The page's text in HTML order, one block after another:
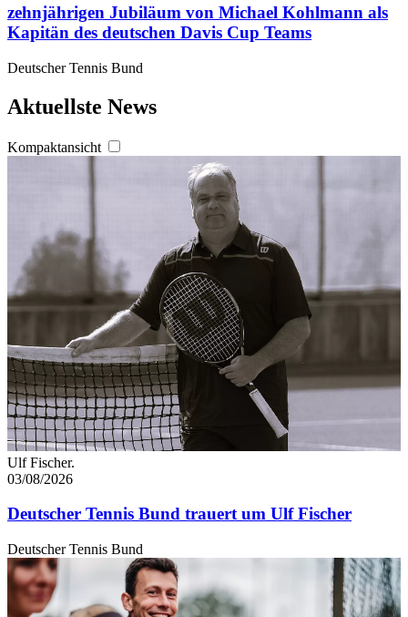
zehnjährigen Jubiläum von Michael Kohlmann als
Kapitän des deutschen Davis Cup Teams
Deutscher Tennis Bund
Aktuellste News
Kompaktansicht
Ulf Fischer.
03/08/2026
Deutscher Tennis Bund trauert um Ulf Fischer
Deutscher Tennis Bund